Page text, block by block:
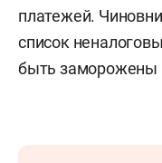
платежей.
список
быть заморожены